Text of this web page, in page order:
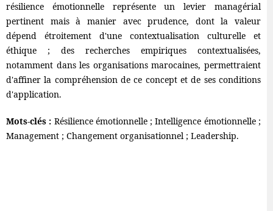
résilience émotionnelle représente un levier managérial
pertinent mais à manier avec prudence, dont la valeur
dépend étroitement d'une contextualisation culturelle et
éthique ; des recherches empiriques contextualisées,
notamment dans les organisations marocaines, permettraient
d'affiner la compréhension de ce concept et de ses conditions
d'application.
Mots-clés : Résilience émotionnelle ; Intelligence émotionnelle ;
Management ; Changement organisationnel ; Leadership.